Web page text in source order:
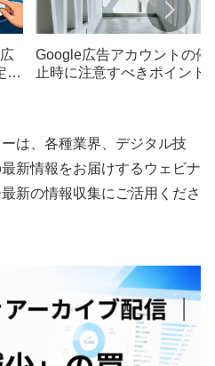
と
Google広告アカウントの停
止時に注意すべきポイント
は、各種業界、デジタル技
新情報をお届けするウェビナ
新の情報収集にご活用くださ